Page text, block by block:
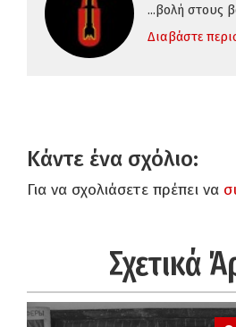
...βολή στους
Διαβάστε
Κάντε ένα σχόλιο:
Για να σχολιάσετε πρέπει να
Σχετικά